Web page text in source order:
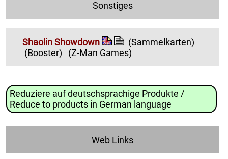
Sonstiges
Shaolin Showdown
(Sammelkarten)
(Booster)
(Z-Man Games)
Reduziere auf deutschsprachige Produkte /
Reduce to products in German language
Web Links